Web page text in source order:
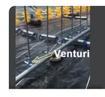
Vi
Bọt
Khí
Ventek
Hướng
dẫn